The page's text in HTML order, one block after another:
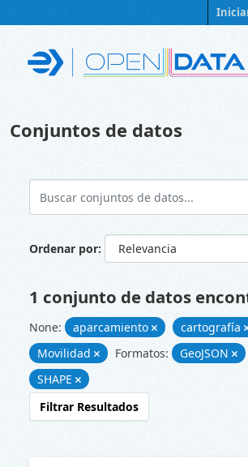
Conjuntos de datos
Ordenar por
1 conjunto de datos
None: aparcamiento cartografía
Movilidad
Formatos: GeoJSON
SHAPE
Filtrar Resultados